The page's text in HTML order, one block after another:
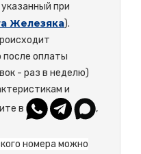
при
Железяка).
оплаты
- раз в неделю)
и
в
,
номера можно